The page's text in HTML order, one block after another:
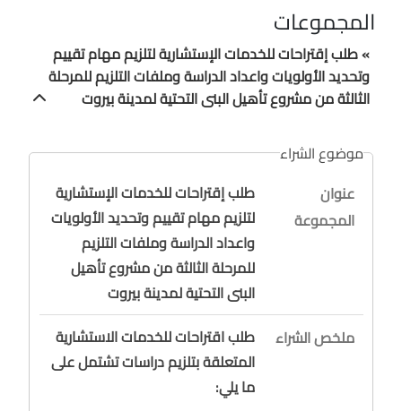
المجموعات
» طلب إقتراحات للخدمات الإستشارية لتلزيم مهام تقييم
وتحديد الأولويات واعداد الدراسة وملفات التلزيم للمرحلة
الثالثة من مشروع تأهيل البنى التحتية لمدينة بيروت
موضوع الشراء
عنوان
المجموعة
طلب إقتراحات للخدمات الإستشارية
لتلزيم مهام تقييم وتحديد الأولويات
واعداد الدراسة وملفات التلزيم
للمرحلة الثالثة من مشروع تأهيل
البنى التحتية لمدينة بيروت
ملخص الشراء
طلب اقتراحات للخدمات الاستشارية
المتعلقة بتلزيم دراسات تشتمل على
ما يلي: